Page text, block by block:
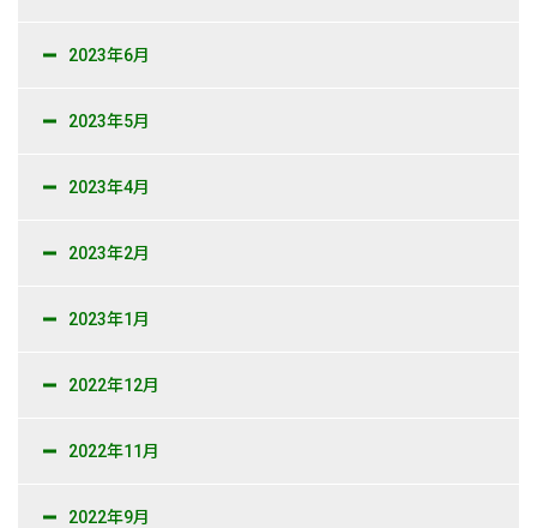
2023年6月
2023年5月
2023年4月
2023年2月
2023年1月
2022年12月
2022年11月
2022年9月